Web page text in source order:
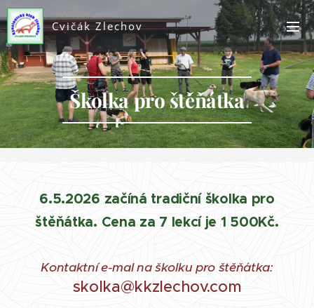
Cvičák Zlechov
Školka pro štěňátka
6.5.2026 začíná tradiční školka pro
štěňátka. Cena za 7 lekcí je 1 500Kč.
Kontaktní e-mal na školku pro štěňátka:
skolka@kkzlechov.com